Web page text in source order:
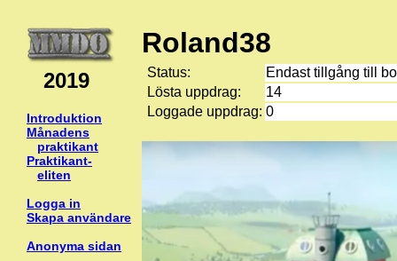
2019
Introduktion
Månadens
praktikant
Praktikant-
eliten
Logga in
Skapa användare
Anonyma sidan
Roland38
Status:
Endast tillgång till
Lösta uppdrag:
14
Loggade uppdrag: 0